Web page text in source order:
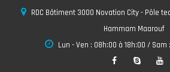
RDC Bâtiment 3000 Novation City - Pôle
Hammam Maarouf
Lun - Ven : 08h:00 à 18h:00 / Sam